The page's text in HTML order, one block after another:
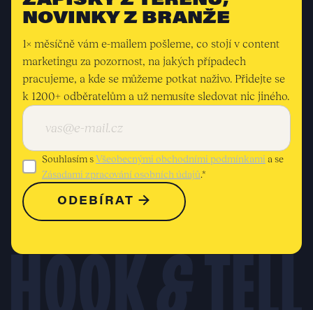
NOVINKY Z BRANŽE
1× měsíčně vám e-mailem pošleme, co stojí v content
marketingu za pozornost, na jakých případech
pracujeme, a kde se můžeme potkat naživo. Přidejte se
k 1200+ odběratelům a už nemusíte sledovat nic jiného.
Souhlasím sVšeobecnými obchodními podmínkami a se
Zásadami zpracování osobních údajů.*